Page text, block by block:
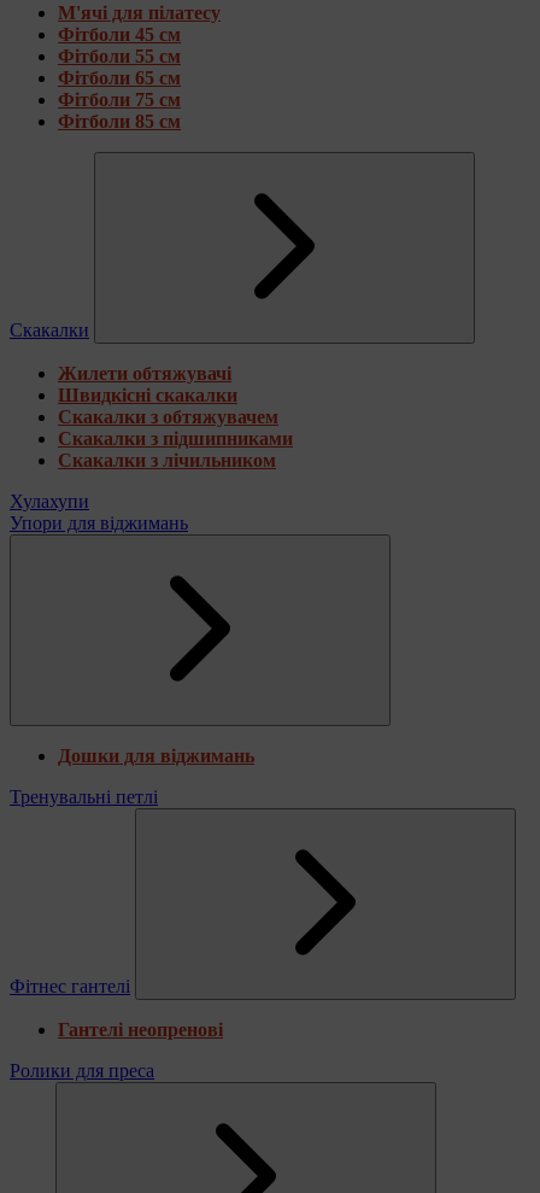
М'ячі для пілатесу
Фітболи 45 см
Фітболи 55 см
Фітболи 65 см
Фітболи 75 см
Фітболи 85 см
Скакалки
Жилети обтяжувачі
Швидкісні скакалки
Скакалки з обтяжувачем
Скакалки з підшипниками
Скакалки з лічильником
Хулахупи
Упори для віджимань
Дошки для віджимань
Тренувальні петлі
Фітнес гантелі
Гантелі неопренові
Ролики для преса